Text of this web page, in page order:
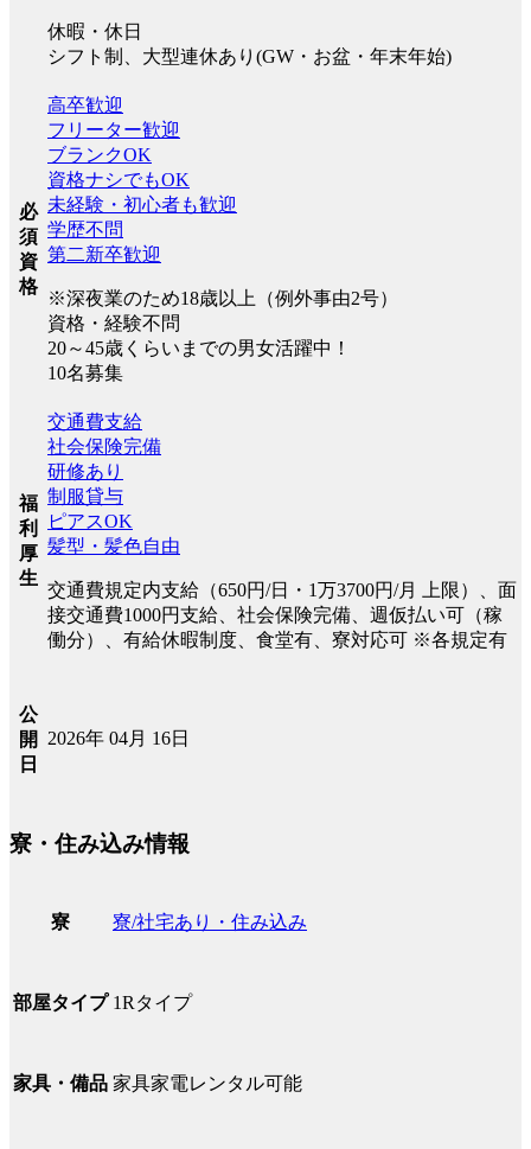
休暇・休日
シフト制、大型連休あり(GW・お盆・年末年始)
必
須
資
格
高卒歓迎
フリーター歓迎
ブランクOK
資格ナシでもOK
未経験・初心者も歓迎
学歴不問
第二新卒歓迎
※深夜業のため18歳以上（例外事由2号）
資格・経験不問
20～45歳くらいまでの男女活躍中！
10名募集
福
利
厚
生
交通費支給
社会保険完備
研修あり
制服貸与
ピアスOK
髪型・髪色自由
交通費規定内支給（650円/日・1万3700円/月 上限）、面
接交通費1000円支給、社会保険完備、週仮払い可（稼
働分）、有給休暇制度、食堂有、寮対応可 ※各規定有
公
開
日
2026年 04月 16日
寮・住み込み情報
寮 寮/社宅あり・住み込み
部屋タイプ 1Rタイプ
家具・備品 家具家電レンタル可能